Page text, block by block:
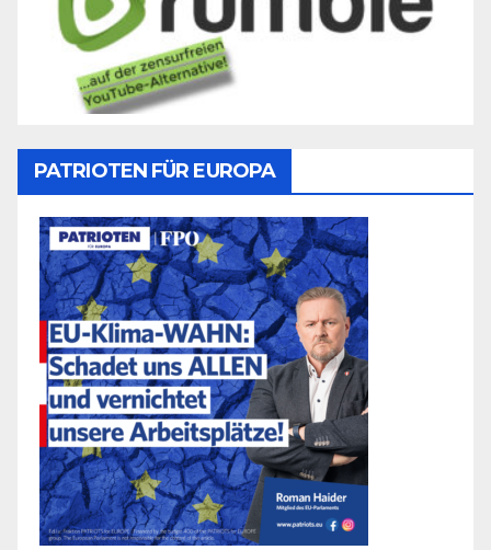
PATRIOTEN FÜR EUROPA